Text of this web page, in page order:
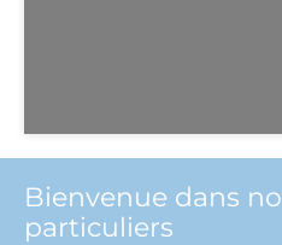
Bienvenue dans
particuliers